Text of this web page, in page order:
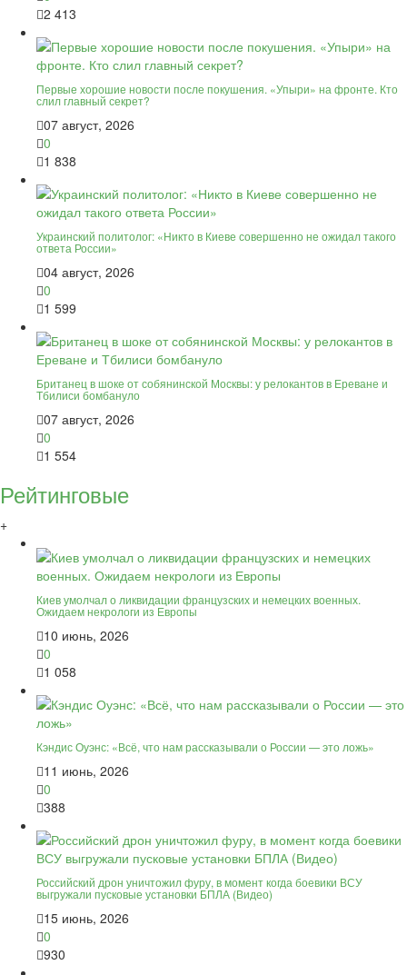
2 413
Первые хорошие новости после покушения. «Упыри» на фронте. Кто
слил главный секрет?
07 август, 2026
0
1 838
Украинский политолог: «Никто в Киеве совершенно не ожидал такого
ответа России»
04 август, 2026
0
1 599
Британец в шоке от собянинской Москвы: у релокантов в Ереване и
Тбилиси бомбануло
07 август, 2026
0
1 554
Рейтинговые
+
Киев умолчал о ликвидации французских и немецких военных.
Ожидаем некрологи из Европы
10 июнь, 2026
0
1 058
Кэндис Оуэнс: «Всё, что нам рассказывали о России — это ложь»
11 июнь, 2026
0
388
Российский дрон уничтожил фуру, в момент когда боевики ВСУ
выгружали пусковые установки БПЛА (Видео)
15 июнь, 2026
0
930